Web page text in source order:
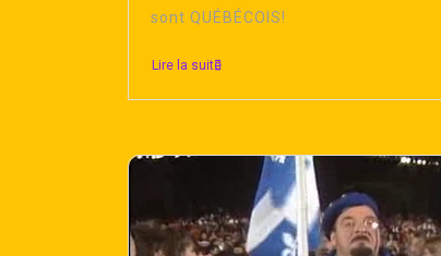
sont QUÉBÉCOIS!
Lire la suite